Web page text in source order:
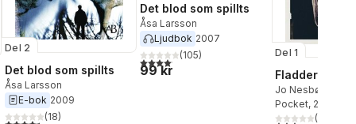
Del 2
Det blod som spillts
Åsa Larsson
E-bok 2009
(18)
Det blod som spillts
Åsa Larsson
Ljudbok 2007
4,1utav 5 stjärnor. Totalt antal röster:
(105)
99 kr
Del 1
Jo Nesbø
Pocket, 2016
(